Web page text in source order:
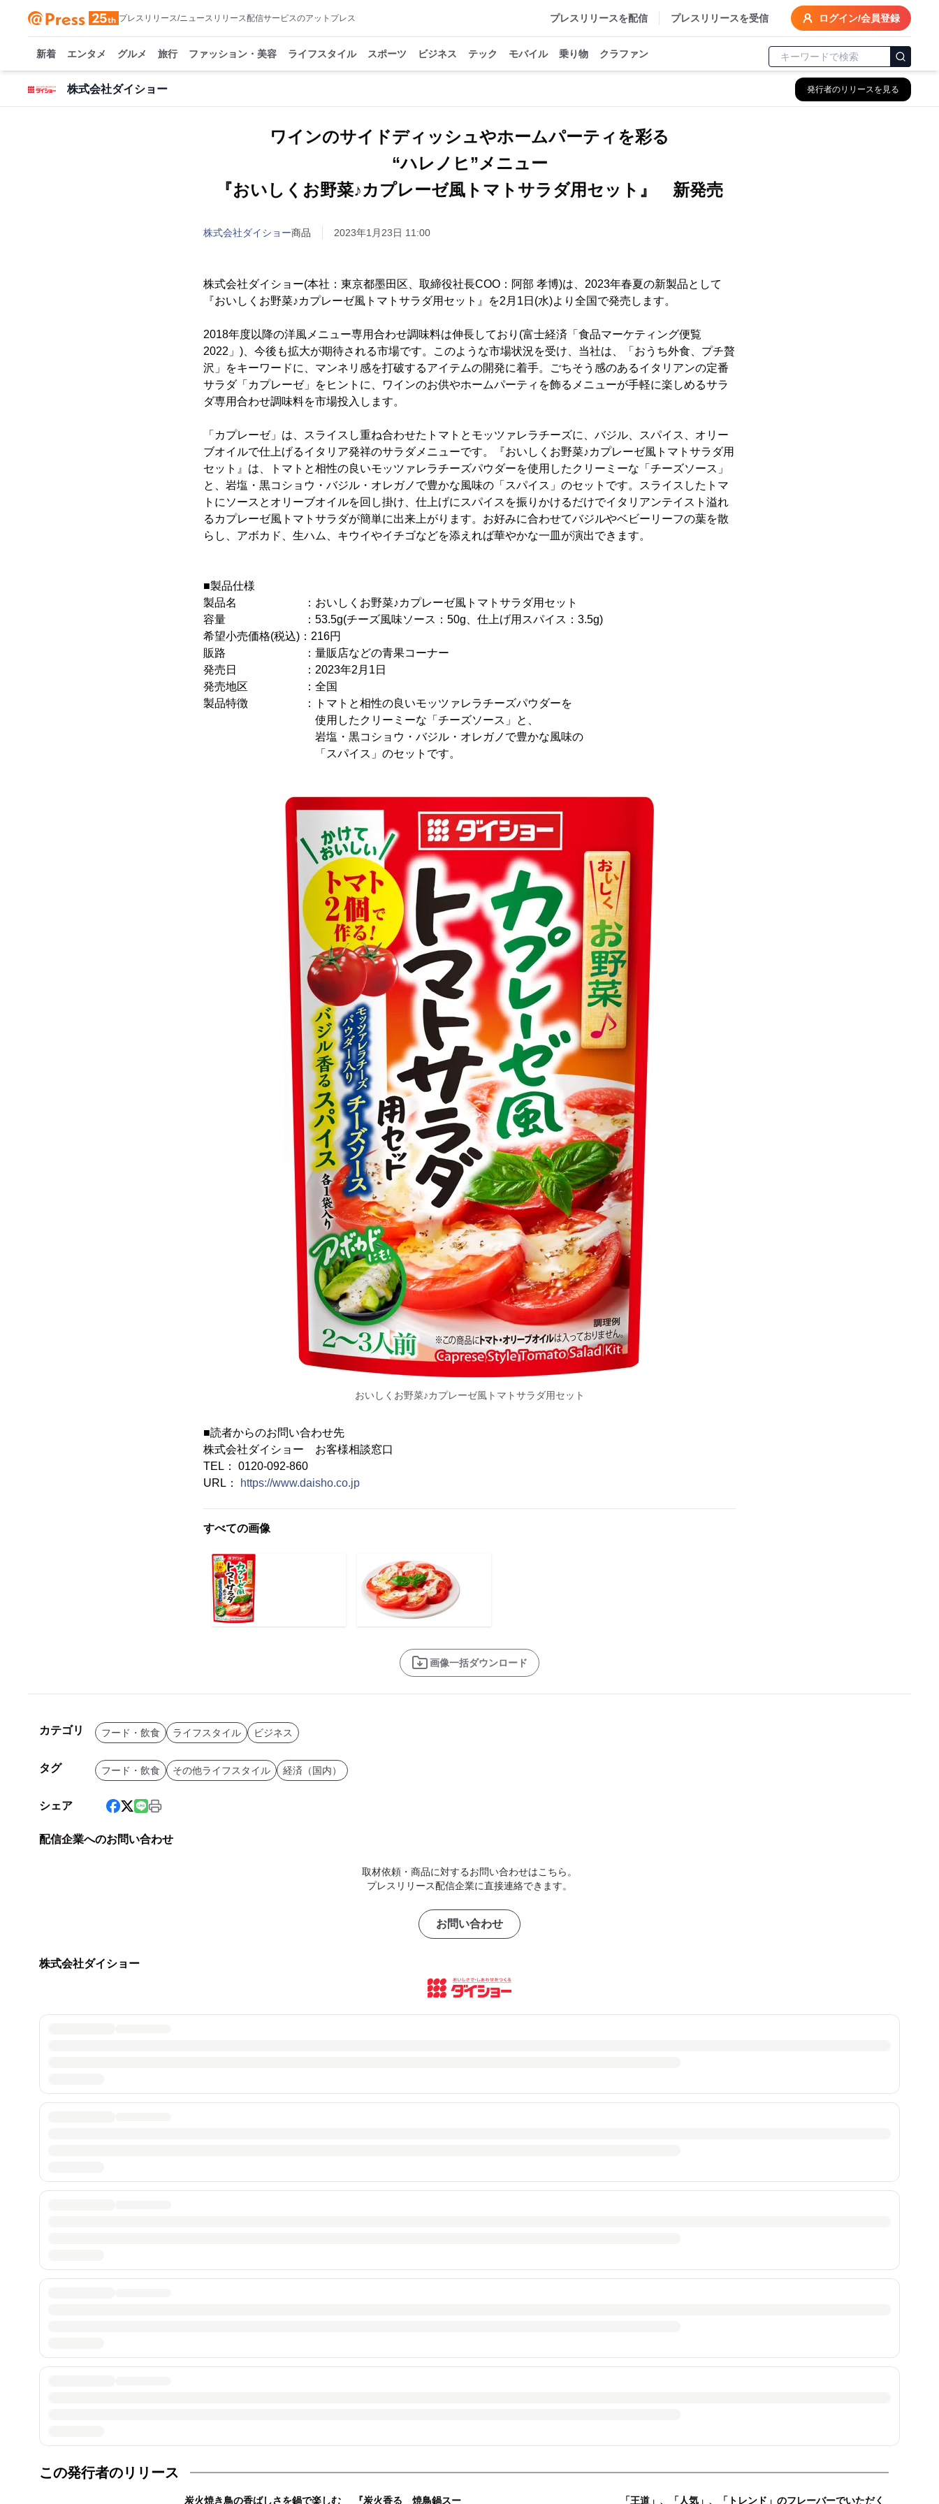
プレスリリース/ニュースリリース配信サービスのアットプレス プレスリリースを配信 プレスリリースを受信 ログイン/会員登録
新着 エンタメ グルメ 旅行 ファッション・美容 ライフスタイル スポーツ ビジネス テック モバイル 乗り物 クラファン
株式会社ダイショー 発行者のリリースを見る
ワインのサイドディッシュやホームパーティを彩る
“ハレノヒ”メニュー
『おいしくお野菜♪カプレーゼ風トマトサラダ用セット』 新発売
株式会社ダイショー商品 2023年1月23日 11:00
株式会社ダイショー(本社：東京都墨田区、取締役社長COO：阿部 孝博)は、2023年春夏の新製品として
『おいしくお野菜♪カプレーゼ風トマトサラダ用セット』を2月1日(水)より全国で発売します。
2018年度以降の洋風メニュー専用合わせ調味料は伸長しており(富士経済「食品マーケティング便覧
2022」)、今後も拡大が期待される市場です。このような市場状況を受け、当社は、「おうち外食、プチ贅
沢」をキーワードに、マンネリ感を打破するアイテムの開発に着手。ごちそう感のあるイタリアンの定番
サラダ「カプレーゼ」をヒントに、ワインのお供やホームパーティを飾るメニューが手軽に楽しめるサラ
ダ専用合わせ調味料を市場投入します。
「カプレーゼ」は、スライスし重ね合わせたトマトとモッツァレラチーズに、バジル、スパイス、オリー
ブオイルで仕上げるイタリア発祥のサラダメニューです。『おいしくお野菜♪カプレーゼ風トマトサラダ用
セット』は、トマトと相性の良いモッツァレラチーズパウダーを使用したクリーミーな「チーズソース」
と、岩塩・黒コショウ・バジル・オレガノで豊かな風味の「スパイス」のセットです。スライスしたトマ
トにソースとオリーブオイルを回し掛け、仕上げにスパイスを振りかけるだけでイタリアンテイスト溢れ
るカプレーゼ風トマトサラダが簡単に出来上がります。お好みに合わせてバジルやベビーリーフの葉を散
らし、アボカド、生ハム、キウイやイチゴなどを添えれば華やかな一皿が演出できます。
■製品仕様
製品名 ：おいしくお野菜♪カプレーゼ風トマトサラダ用セット
容量 ：53.5g(チーズ風味ソース：50g、仕上げ用スパイス：3.5g)
希望小売価格(税込)：216円
販路 ：量販店などの青果コーナー
発売日 ：2023年2月1日
発売地区 ：全国
製品特徴 ：トマトと相性の良いモッツァレラチーズパウダーを
使用したクリーミーな「チーズソース」と、
岩塩・黒コショウ・バジル・オレガノで豊かな風味の
「スパイス」のセットです。
おいしくお野菜♪カプレーゼ風トマトサラダ用セット
■読者からのお問い合わせ先
株式会社ダイショー お客様相談窓口
TEL： 0120-092-860
URL：
https://www.daisho.co.jp
すべての画像
画像一括ダウンロード
カテゴリ フード・飲食 ライフスタイル ビジネス
タグ フード・飲食 その他ライフスタイル 経済（国内）
シェア
配信企業へのお問い合わせ
取材依頼・商品に対するお問い合わせはこちら。
プレスリリース配信企業に直接連絡できます。
お問い合わせ
株式会社ダイショー
この発行者のリリース
炭火焼き鳥の香ばしさを鍋で楽しむ 『炭火香る 焼鳥鍋スー 「王道」、「人気」、「トレンド」のフレーバーでいただく